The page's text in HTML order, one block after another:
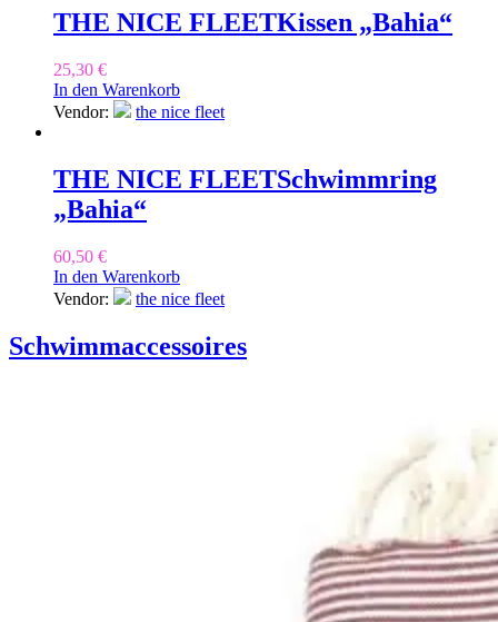
THE NICE FLEETKissen „Bahia“
25,30 €
In den Warenkorb
Vendor:
the nice fleet
THE NICE FLEETSchwimmring
„Bahia“
60,50 €
In den Warenkorb
Vendor:
the nice fleet
Schwimmaccessoires